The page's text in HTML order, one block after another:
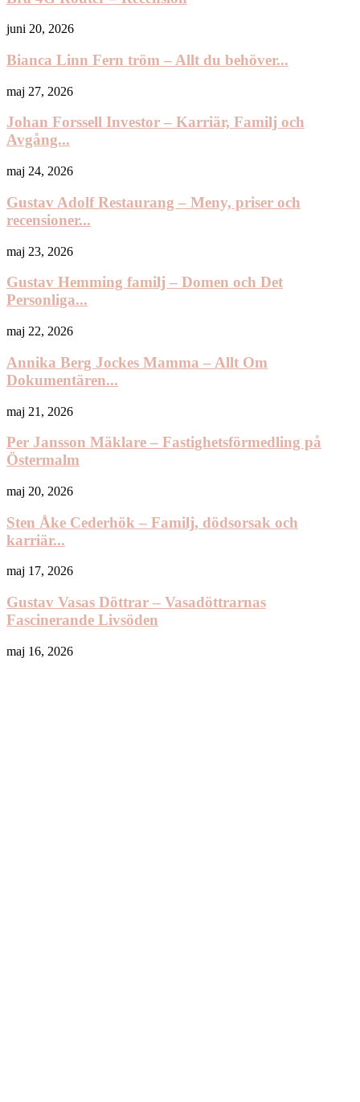
juni 20, 2026
Bianca Linn Fern tröm – Allt du behöver...
maj 27, 2026
Johan Forssell Investor – Karriär, Familj och
Avgång...
maj 24, 2026
Gustav Adolf Restaurang – Meny, priser och
recensioner...
maj 23, 2026
Gustav Hemming familj – Domen och Det
Personliga...
maj 22, 2026
Annika Berg Jockes Mamma – Allt Om
Dokumentären...
maj 21, 2026
Per Jansson Mäklare – Fastighetsförmedling på
Östermalm
maj 20, 2026
Sten Åke Cederhök – Familj, dödsorsak och
karriär...
maj 17, 2026
Gustav Vasas Döttrar – Vasadöttrarnas
Fascinerande Livsöden
maj 16, 2026